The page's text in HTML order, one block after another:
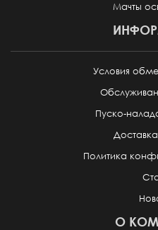
Мачты
Условия
Пуско-
Политика
О